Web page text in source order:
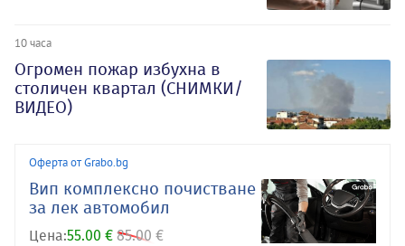
10 часа
Огромен пожар избухна в
столичен квартал (СНИМКИ/
ВИДЕО)
Оферта от Grabo.bg
Вип комплексно почистване
за лек автомобил
Цена:55.00 € 85.00 €